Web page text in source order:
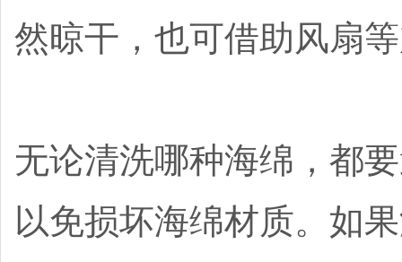
然晾干，也可借助风扇
无论清洗哪种海绵，都
以免损坏海绵材质。如